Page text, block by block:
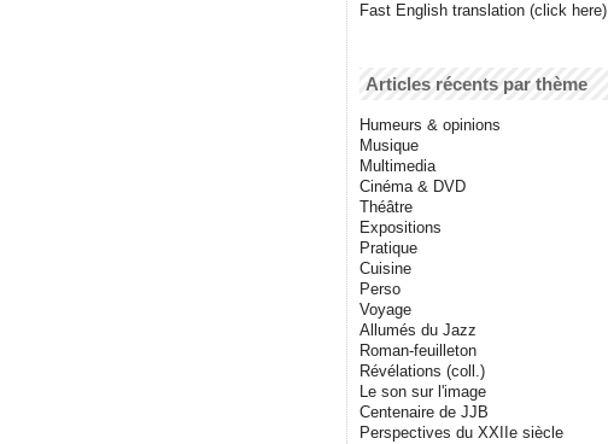
Fast English translation (click here)
Articles récents par thème
Humeurs & opinions
Musique
Multimedia
Cinéma & DVD
Théâtre
Expositions
Pratique
Cuisine
Perso
Voyage
Allumés du Jazz
Roman-feuilleton
Révélations (coll.)
Le son sur l'image
Centenaire de JJB
Perspectives du XXIIe siècle